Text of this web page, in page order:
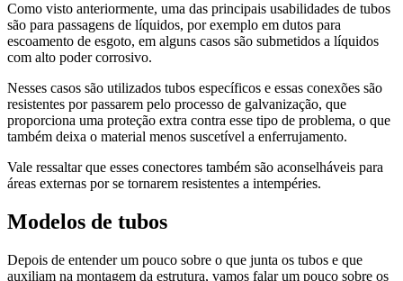
Como visto anteriormente, uma das principais usabilidades de tubos
são para passagens de líquidos, por exemplo em dutos para
escoamento de esgoto, em alguns casos são submetidos a líquidos
com alto poder corrosivo.
Nesses casos são utilizados tubos específicos e essas conexões são
resistentes por passarem pelo processo de galvanização, que
proporciona uma proteção extra contra esse tipo de problema, o que
também deixa o material menos suscetível a enferrujamento.
Vale ressaltar que esses conectores também são aconselháveis para
áreas externas por se tornarem resistentes a intempéries.
Modelos de tubos
Depois de entender um pouco sobre o que junta os tubos e que
auxiliam na montagem da estrutura, vamos falar um pouco sobre os